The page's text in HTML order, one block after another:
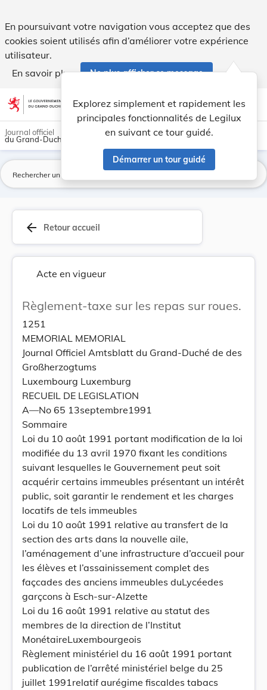
En poursuivant votre navigation vous acceptez que des
cookies soient utilisés afin d’améliorer votre expérience
utilisateur.
En savoir plus
Ne plus afficher ce message
Aller au contenu account_circle help Aide
Explorez simplement et rapidement les
principales fonctionnalités de Legilux
en suivant ce tour guidé.
Démarrer un tour guidé
light_mode dark_mode
Journal officiel
du Grand-Duché de Luxembourg
arrow_back Retour accueil
Acte en vigueur
Règlement-taxe sur les repas sur roues.
1251
MEMORIAL MEMORIAL
Journal Officiel Amtsblatt du Grand-Duché de des
Großherzogtums
Luxembourg Luxemburg
RECUEIL DE LEGISLATION
A—No 65 13septembre1991
Sommaire
Loi du 10 août 1991 portant modification de la loi
modifiée du 13 avril 1970 fixant les conditions
suivant lesquelles le Gouvernement peut soit
acquérir certains immeubles présentant un intérêt
public, soit garantir le rendement et les charges
locatifs de tels immeubles
Loi du 10 août 1991 relative au transfert de la
section des arts dans la nouvelle aile,
l’aménagement d’une infrastructure d’accueil pour
les élèves et l’assainissement complet des
façcades des anciens immeubles duLycéedes
garçcons à Esch-sur-Alzette
Loi du 16 août 1991 relative au statut des
membres de la direction de l’Institut
MonétaireLuxembourgeois
Règlement ministériel du 16 août 1991 portant
publication de l’arrêté ministériel belge du 25
juillet 1991relatif aurégime fiscaldes tabacs